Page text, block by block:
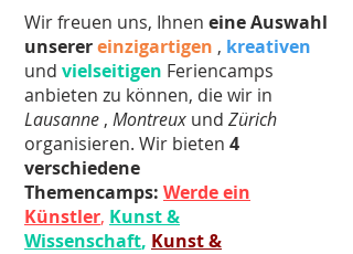
Wir freuen uns, Ihnen eine Auswahl
unserereinzigartigen , kreativen
und vielseitigen Feriencamps
anbieten zu können, die wir in
Lausanne , Montreux und Zürich
organisieren. Wir bieten 4
verschiedene
Themencamps: Werde ein
Künstler, Kunst &
Wissenschaft, Kunst &